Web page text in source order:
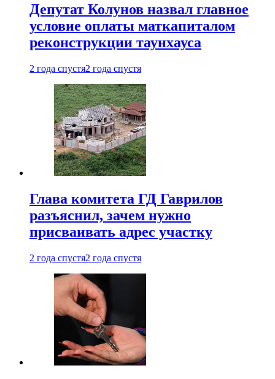
Депутат Колунов назвал главное
условие оплаты маткапиталом
реконструкции таунхауса
2 года спустя2 года спустя
Глава комитета ГД Гаврилов
разъяснил, зачем нужно
присваивать адрес участку
2 года спустя2 года спустя